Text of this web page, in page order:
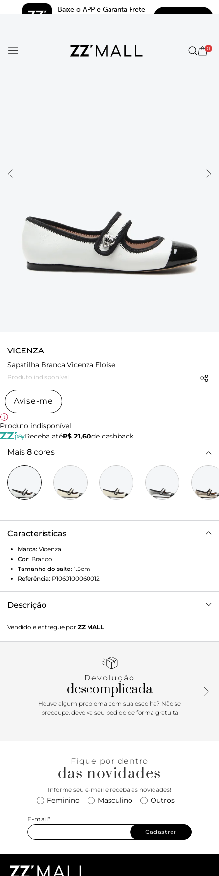
Baixe o APP e Garanta Frete
0
VICENZA
Sapatilha Branca Vicenza Eloise
Produto indisponível
Avise-me
Produto indisponível
Receba atéR$ 21,60de cashback
Mais 8 cores
Características
Marca: Vicenza
Cor: Branco
Tamanho do salto: 1.5cm
Referência: P1060100060012
Descrição
moderno, surge no couro verniz branca com tira estilo
mary jane. Um best seller VCZ, perfeita para quem busca
Vendido e entregue por ZZ MALL
Devolução
descomplicada
Houve algum problema com sua escolha? Não se
preocupe: devolva seu pedido de forma gratuita
Fique por dentro
das novidades
Informe seu e-mail e receba as novidades!
Feminino Masculino Outros
E-mail*
Cadastrar